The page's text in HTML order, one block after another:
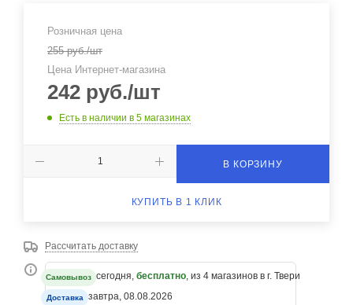
Розничная цена
255руб./шт
Цена Интернет-магазина
242 руб./шт
Есть в наличии в 5 магазинах
В КОРЗИНУ
КУПИТЬ В 1 КЛИК
Рассчитать доставку
Самовывоз сегодня, бесплатно, из 4 магазинов в г. Твери
Доставка завтра, 08.08.2026